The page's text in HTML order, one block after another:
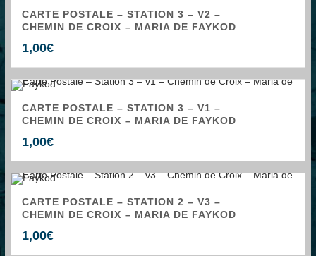
CARTE POSTALE – STATION 3 – V2 –
CHEMIN DE CROIX – MARIA DE FAYKOD
1,00€
CARTE POSTALE – STATION 3 – V1 –
CHEMIN DE CROIX – MARIA DE FAYKOD
1,00€
CARTE POSTALE – STATION 2 – V3 –
CHEMIN DE CROIX – MARIA DE FAYKOD
1,00€